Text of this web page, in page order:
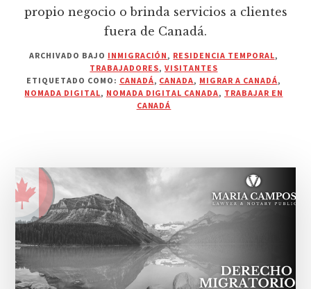
propio negocio o brinda servicios a clientes
fuera de Canadá.
ARCHIVADO BAJO INMIGRACIÓN , RESIDENCIA TEMPORAL,
TRABAJADORES, VISITANTES
ETIQUETADO COMO: CANADÁ, CANADA, MIGRAR A CANADÁ,
NOMADA DIGITAL, NOMADA DIGITAL CANADA, TRABAJAR EN
CANADÁ